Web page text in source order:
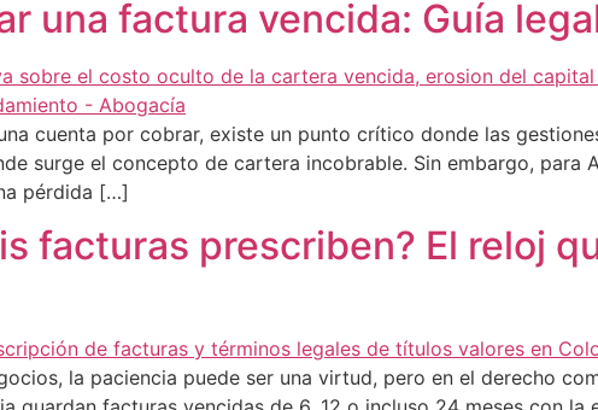
una factura vencida: Guía
cuenta por cobrar, existe un punto crítico donde las
surge el concepto de cartera incobrable. Sin embargo,
pérdida […]
facturas prescriben? El reloj
la paciencia puede ser una virtud, pero en el derecho